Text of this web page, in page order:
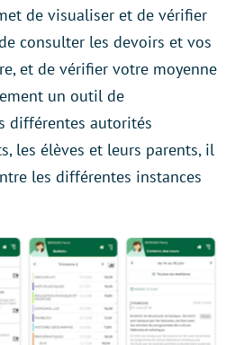
de visualiser et de vérifier
consulter les devoirs et vos
et de vérifier votre moyenne
un outil de
différentes autorités
les élèves et leurs parents, il
les différentes instances